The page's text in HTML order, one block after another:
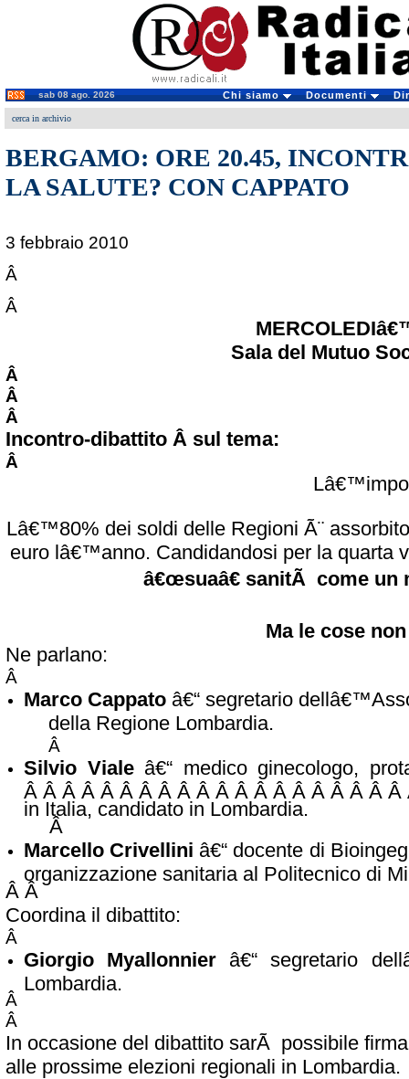
sab 08 ago. 2026 Chi siamo Documenti
cerca in archivio
BERGAMO: ORE 20.45,
LA SALUTE? CON CAPPATO
3 febbraio 2010
Â
Â
Sala del Mutuo
Â
Â
Â
Incontro-dibattito Â sul tema:
Â
Lâ€™80% dei soldi delle Regioni Ã¨
euro lâ€™anno. Candidandosi per la quarta
â€œsuaâ€ sanitÃ come un
Ma le cose
Ne parlano:
Â
Marco Cappato â€“ segretario
della Regione Lombardia.
Â
Silvio Vialeâ€“ medico ginecologo,
Â Â Â Â Â Â Â Â Â Â Â Â Â Â Â Â Â Â Â
in Italia, candidato in Lombardia.
Â
Marcello Crivellini â€“ docente di
organizzazione sanitaria al Politecnico di
Â Â
Coordina il dibattito:
Â
Giorgio Myallonnier â€“ segretario
Lombardia.
Â
Â
In occasione del dibattito sarÃ possibile
alle prossime elezioni regionali in Lombardia.